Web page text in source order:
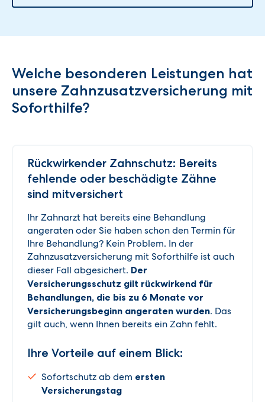
Welche besonderen Leistungen hat
unsere Zahnzusatzversicherung mit
Soforthilfe?
Rückwirkender Zahnschutz: Bereits
fehlende oder beschädigte Zähne
sind mitversichert
Ihr Zahnarzt hat bereits eine Behandlung
angeraten oder Sie haben schon den Termin für
Ihre Behandlung? Kein Problem. In der
Zahnzusatzversicherung mit Soforthilfe ist auch
dieser Fall abgesichert. Der
Versicherungsschutz gilt rückwirkend für
Behandlungen, die bis zu 6 Monate vor
Versicherungsbeginn angeraten wurden. Das
gilt auch, wenn Ihnen bereits ein Zahn fehlt.
Ihre Vorteile auf einem Blick:
Sofortschutz ab dem ersten
Versicherungstag